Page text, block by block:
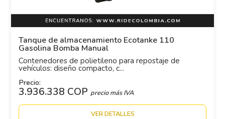
Tanque de almacenamiento Ecotanke 110
Gasolina Bomba Manual
Contenedores de polietileno para repostaje de
vehículos: diseño compacto, c...
Precio:
3.936.338 COPprecio más IVA
VER DETALLES